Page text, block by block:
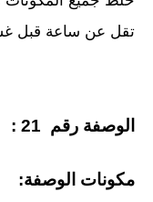
تقل عن ساعة قبل
الوصفة رقم 21 :
مكونات الوصفة: